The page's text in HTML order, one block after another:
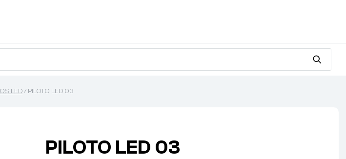
LED/ PILOTO LED 03
PILOTO LED 03